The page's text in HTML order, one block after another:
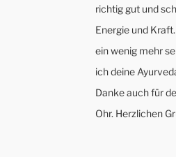
richtig gut und
Energie und
ein wenig mehr
ich deine
Danke auch für
Ohr. Herzlichen